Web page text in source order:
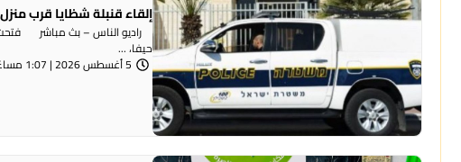
إلقاء قنبلة شظايا قرب
راديو الناس – بث مباشر فتحت
حيفا، ...
5 أغسطس 2026 | 1:07 مساءً